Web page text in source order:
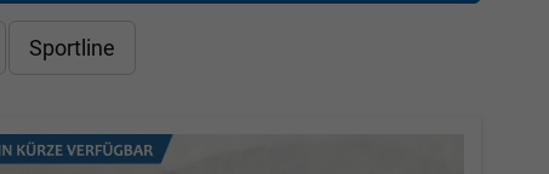
Sportline